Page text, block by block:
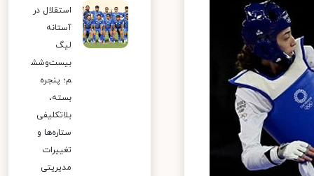
استقلال در
آستانه
لیگ
بیست‌وشش
م؛ پنجره
بسته،
بلاتکلیفی
ستاره‌ها و
تغییرات
مدیریتی